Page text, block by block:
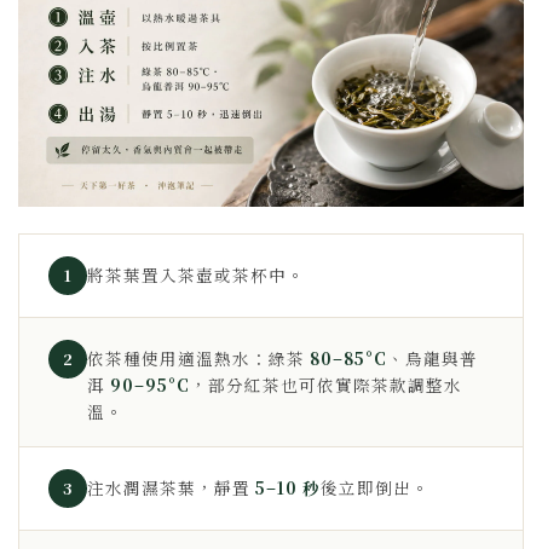
1 將茶葉置入茶壺或茶杯中。
2 依茶種使用適溫熱水：綠茶 80–85°C 、烏龍與普
洱 90–95°C ，部分紅茶也可依實際茶款調整水
溫。
3 注水潤濕茶葉，靜置 5–10 秒後立即倒出。